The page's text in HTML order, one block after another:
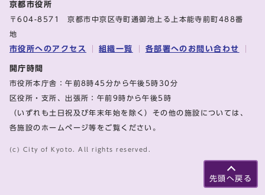
先頭へ戻る
京都市役所
〒604-8571 京都市中京区寺町通御池上る上本能寺前町488番
地
市役所へのアクセス 組織一覧 各部署へのお問い合わせ
開庁時間
市役所本庁舎：午前8時45分から午後5時30分
区役所・支所、出張所：午前9時から午後5時
（いずれも土日祝及び年末年始を除く）その他の施設については、
各施設のホームページ等をご覧ください。
(c) City of Kyoto. All rights reserved.